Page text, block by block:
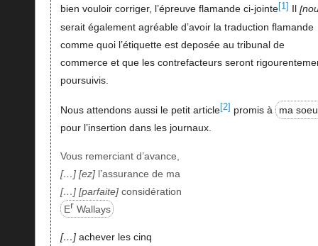
bien vouloir corriger, l’épreuve flamande ci-jointe[1]
serait également agréable d’avoir la traduction flamande
comme quoi l’étiquette est deposée au tribunal de
commerce et que les contrefacteurs seront
poursuivis.
Nous attendons aussi le petit article[2] promis à
ma
pour l’insertion dans les journaux.
Vous remerciant d’avance,
…
ez l’assurance de ma
…
parfaite considération
Er Wallays
… achever les cinq